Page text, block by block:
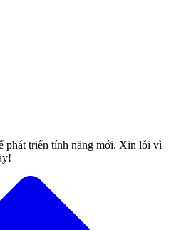
phát triển tính năng mới. Xin lỗi vì